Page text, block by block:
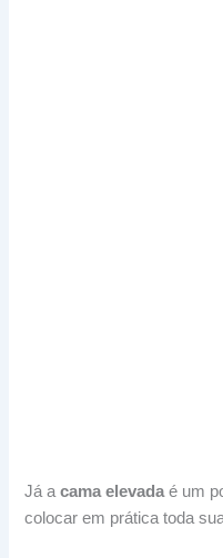
Já acama elevada é um
colocar em prática toda